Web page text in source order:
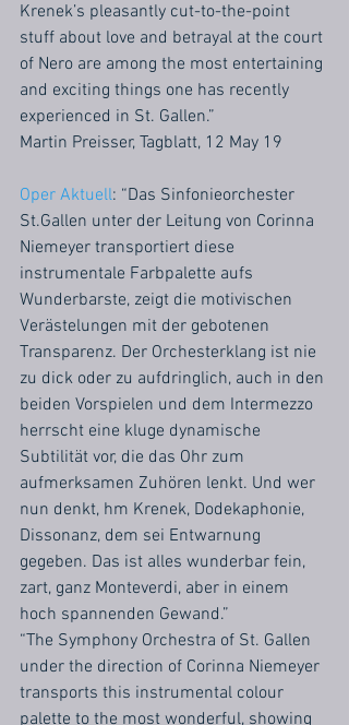
Krenek’s pleasantly cut-to-the-point
stuff about love and betrayal at the court
of Nero are among the most entertaining
and exciting things one has recently
experienced in St. Gallen.”
Martin Preisser, Tagblatt, 12 May 19
Oper Aktuell: “Das Sinfonieorchester
St.Gallen unter der Leitung von Corinna
Niemeyer transportiert diese
instrumentale Farbpalette aufs
Wunderbarste, zeigt die motivischen
Verästelungen mit der gebotenen
Transparenz. Der Orchesterklang ist nie
zu dick oder zu aufdringlich, auch in den
beiden Vorspielen und dem Intermezzo
herrscht eine kluge dynamische
Subtilität vor, die das Ohr zum
aufmerksamen Zuhören lenkt. Und wer
nun denkt, hm Krenek, Dodekaphonie,
Dissonanz, dem sei Entwarnung
gegeben. Das ist alles wunderbar fein,
zart, ganz Monteverdi, aber in einem
hoch spannenden Gewand.”
“The Symphony Orchestra of St. Gallen
under the direction of Corinna Niemeyer
transports this instrumental colour
palette to the most wonderful, showing